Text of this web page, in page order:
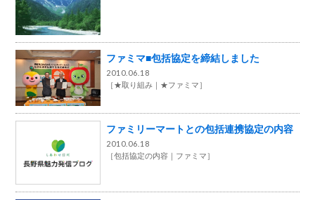
ファミマ■包括協定を締結しました
2010.06.18
［★取り組み ★ファミマ］
ファミリーマートとの包括連携協定の内容
2010.06.18
［包括協定の内容 ファミマ］